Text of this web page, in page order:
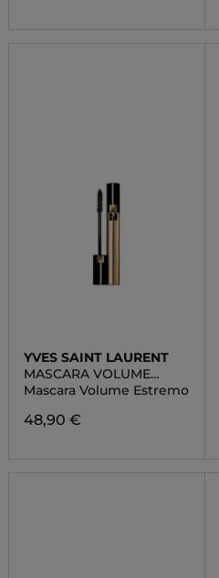
YVES SAINT LAURENT
MASCARA VOLUME
EFFET FAUX CILS
RADICAL
Mascara Volume Estremo
48,90 €